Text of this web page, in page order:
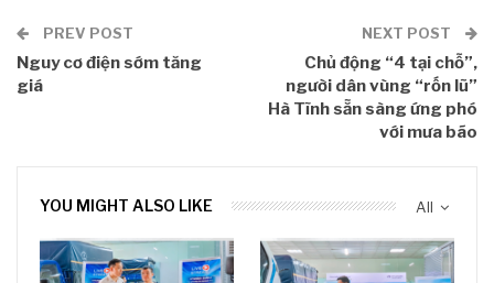
PREV POST
Nguy cơ điện sớm tăng
giá
NEXT POST
Chủ động “4 tại chỗ”,
người dân vùng “rốn lũ”
Hà Tĩnh sẵn sàng ứng phó
với mưa bão
All
YOU MIGHT ALSO LIKE